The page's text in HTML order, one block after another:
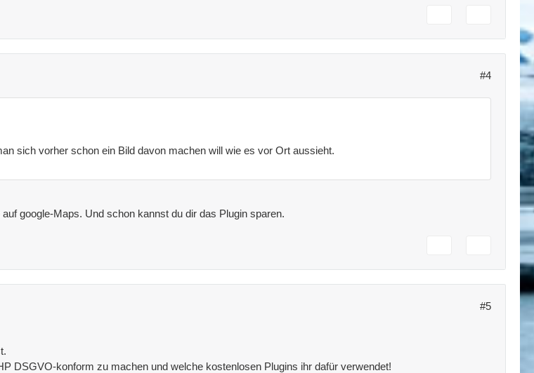
#4
sich vorher schon ein Bild davon machen will wie es vor Ort aussieht.
google-Maps. Und schon kannst du dir das Plugin sparen.
#5
DSGVO-konform zu machen und welche kostenlosen Plugins ihr dafür verwendet!